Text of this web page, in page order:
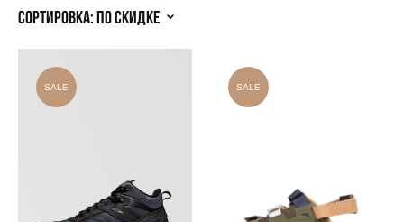
Сортировка:по скидке
SALE SALE